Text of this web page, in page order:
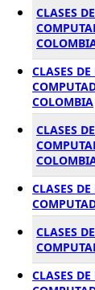
CLASES
CLASES
COLOMBIA
CLASES
CLASES
CLASES
CLASES